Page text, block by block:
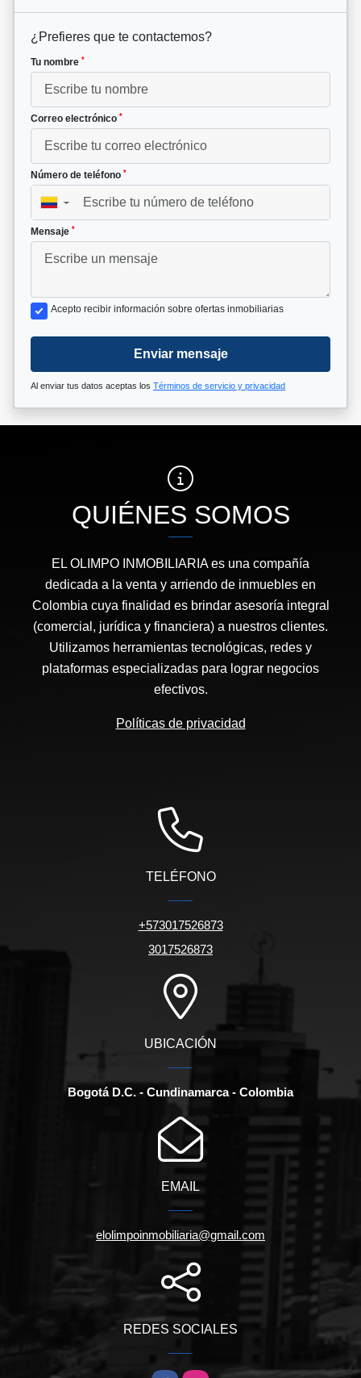
¿Prefieres que te contactemos?
Tu nombre *
Correo electrónico *
Número de teléfono *
▼
Mensaje *
Acepto recibir información sobre ofertas inmobiliarias
Enviar mensaje
Al enviar tus datos aceptas los Términos de servicio y privacidad
QUIÉNES SOMOS
EL OLIMPO INMOBILIARIA es una compañía
dedicada a la venta y arriendo de inmuebles en
Colombia cuya finalidad es brindar asesoría integral
(comercial, jurídica y financiera) a nuestros clientes.
Utilizamos herramientas tecnológicas, redes y
plataformas especializadas para lograr negocios
efectivos.
Políticas de privacidad
TELÉFONO
+573017526873
3017526873
UBICACIÓN
Bogotá D.C. - Cundinamarca - Colombia
EMAIL
elolimpoinmobiliaria@gmail.com
REDES SOCIALES